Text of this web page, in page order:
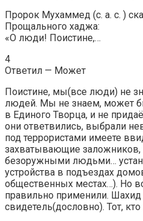
Пророк Мухаммед (с. а. с. )
Прощального хаджа:
«О люди! Поистине,…
4
Ответил — Может
Поистине, мы(все люди) не
людей. Мы не знаем, может
в Единого Творца, и не
они ответвились, выбрали
под террористами имеете
захватывающие
безоружными людьми…
устройства в подъездах
общественных местах…). Но
правильно применили. Шахид
свидетель(дословно). Тот,